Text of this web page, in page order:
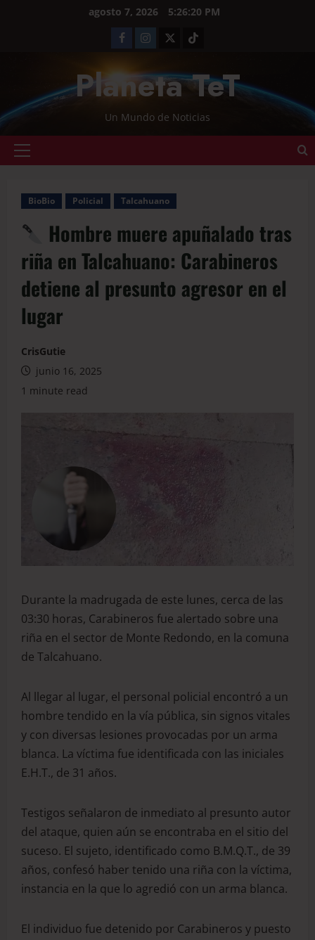
agosto 7, 2026 5:26:21 PM
Planeta TeT
Un Mundo de Noticias
BioBio Policial Talcahuano
Hombre muere apuñalado tras
riña en Talcahuano: Carabineros
detiene al presunto agresor en el
lugar
CrisGutie
junio 16, 2025
1 minute read
Durante la madrugada de este lunes, cerca de las
03:30 horas, Carabineros fue alertado sobre una
riña en el sector de Monte Redondo, en la comuna
de Talcahuano.
Al llegar al lugar, el personal policial encontró a un
hombre tendido en la vía pública, sin signos vitales
y con diversas lesiones provocadas por un arma
blanca. La víctima fue identificada con las iniciales
E.H.T., de 31 años.
Testigos señalaron de inmediato al presunto autor
del ataque, quien aún se encontraba en el sitio del
suceso. El sujeto, identificado como B.M.Q.T., de 39
años, confesó haber tenido una riña con la víctima,
instancia en la que lo agredió con un arma blanca.
El individuo fue detenido por Carabineros y puesto